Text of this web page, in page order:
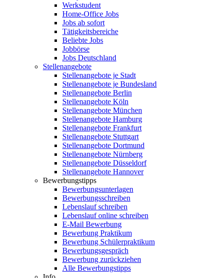
Werkstudent
Home-Office Jobs
Jobs ab sofort
Tätigkeitsbereiche
Beliebte Jobs
Jobbörse
Jobs Deutschland
Stellenangebote
Stellenangebote je Stadt
Stellenangebote je Bundesland
Stellenangebote Berlin
Stellenangebote Köln
Stellenangebote München
Stellenangebote Hamburg
Stellenangebote Frankfurt
Stellenangebote Stuttgart
Stellenangebote Dortmund
Stellenangebote Nürnberg
Stellenangebote Düsseldorf
Stellenangebote Hannover
Bewerbungstipps
Bewerbungsunterlagen
Bewerbungsschreiben
Lebenslauf schreiben
Lebenslauf online schreiben
E-Mail Bewerbung
Bewerbung Praktikum
Bewerbung Schülerpraktikum
Bewerbungsgespräch
Bewerbung zurückziehen
Alle Bewerbungstipps